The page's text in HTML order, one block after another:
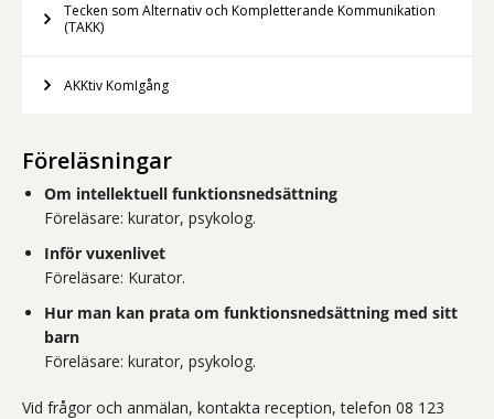
Tecken som Alternativ och Kompletterande Kommunikation
(TAKK)
AKKtiv KomIgång
Föreläsningar
Om intellektuell funktionsnedsättning
Föreläsare: kurator, psykolog.
Inför vuxenlivet
Föreläsare: Kurator.
Hur man kan prata om funktionsnedsättning med sitt
barn
Föreläsare: kurator, psykolog.
Vid frågor och anmälan, kontakta reception, telefon 08 123